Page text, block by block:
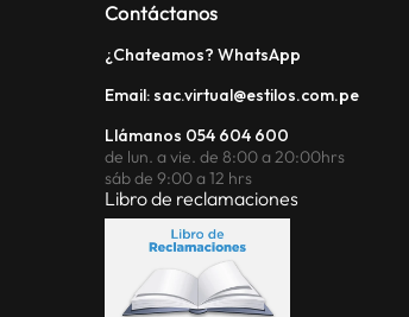
Contáctanos
¿Chateamos? WhatsApp
Email: sac.virtual@estilos.com.pe
Llámanos 054 604 600
de lun. a vie. de 8:00 a 20:00hrs
sáb de 9:00 a 12 hrs
Libro de reclamaciones